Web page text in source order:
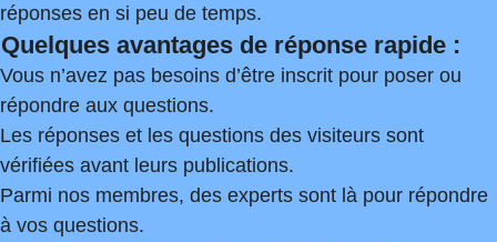
réponses en si peu de temps.
Quelques avantages de réponse rapide :
Vous n’avez pas besoins d’être inscrit pour poser ou
répondre aux questions.
Les réponses et les questions des visiteurs sont
vérifiées avant leurs publications.
Parmi nos membres, des experts sont là pour répondre
à vos questions.